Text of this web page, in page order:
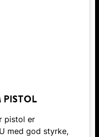
PISTOL
pistol er
med god styrke,